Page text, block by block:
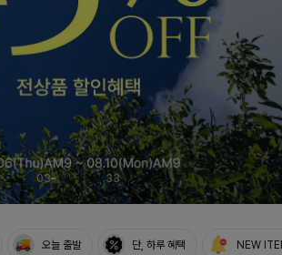
끝을 완성할
원피스
04 33
오늘 출발 단, 하루 혜택 NEW